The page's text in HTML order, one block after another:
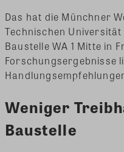
Das hat die Münchner
Technischen
Baustelle WA 1 Mitte in
Forschungsergebnisse
Weniger
Baustelle